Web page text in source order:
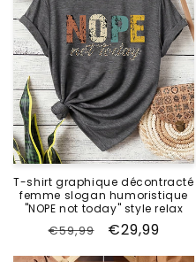
T-shirt graphique décontracté
femme slogan humoristique
"NOPE not today" style relax
Prix
habituel
€59,99
Prix
€29,99